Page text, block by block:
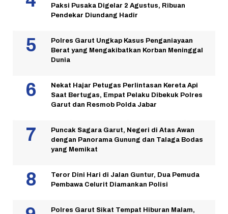
Paksi Pusaka Digelar 2 Agustus, Ribuan
Pendekar Diundang Hadir
Polres Garut Ungkap Kasus Penganiayaan
Berat yang Mengakibatkan Korban Meninggal
Dunia
Nekat Hajar Petugas Perlintasan Kereta Api
Saat Bertugas, Empat Pelaku Dibekuk Polres
Garut dan Resmob Polda Jabar
Puncak Sagara Garut, Negeri di Atas Awan
dengan Panorama Gunung dan Talaga Bodas
yang Memikat
Teror Dini Hari di Jalan Guntur, Dua Pemuda
Pembawa Celurit Diamankan Polisi
Polres Garut Sikat Tempat Hiburan Malam,